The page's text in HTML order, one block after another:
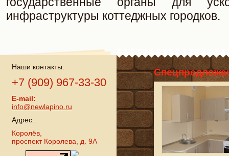
инфраструктуры коттеджных городков.
Наши контакты:
+7 (909) 967-33-30
E-mail:
info@newlapino.ru
Адрес:
Королёв,
проспект Королева, д. 9А